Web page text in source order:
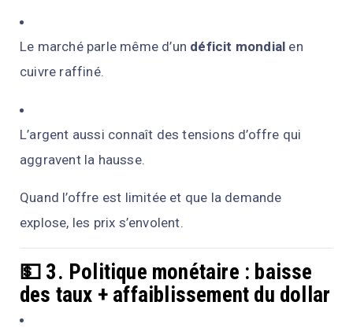
Le marché parle même d’un déficit mondial en
cuivre raffiné.
L’argent aussi connaît des tensions d’offre qui
aggravent la hausse.
Quand l’offre est limitée et que la demande
explose, les prix s’envolent.
💵 3. Politique monétaire : baisse
des taux + affaiblissement du dollar